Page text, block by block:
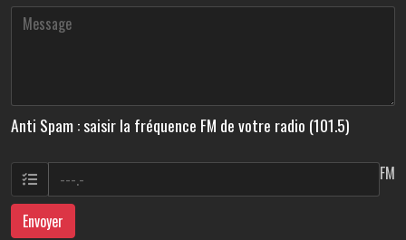
Anti Spam : saisir la fréquence FM de votre radio (101.5)
FM
Envoyer